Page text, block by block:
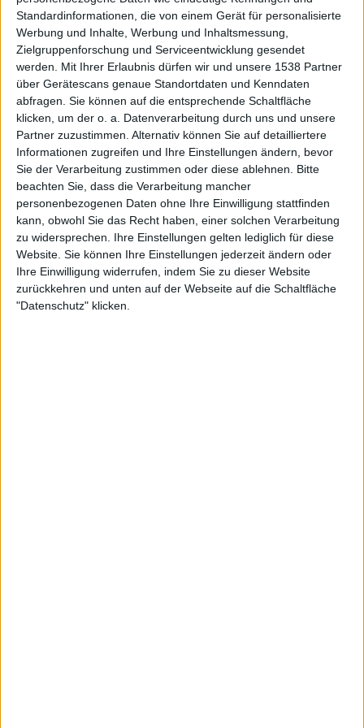
Standardinformationen, die von einem Gerät für personalisierte
Werbung und Inhalte, Werbung und Inhaltsmessung,
Zielgruppenforschung und Serviceentwicklung gesendet
werden.
Mit Ihrer Erlaubnis dürfen wir und unsere 1538 Partner
über Gerätescans genaue Standortdaten und Kenndaten
abfragen. Sie können auf die entsprechende Schaltfläche
klicken, um der o. a. Datenverarbeitung durch uns und unsere
Partner zuzustimmen. Alternativ können Sie auf detailliertere
Informationen zugreifen und Ihre Einstellungen ändern, bevor
Sie der Verarbeitung zustimmen oder diese ablehnen.
Bitte
beachten Sie, dass die Verarbeitung mancher
personenbezogenen Daten ohne Ihre Einwilligung stattfinden
kann, obwohl Sie das Recht haben, einer solchen Verarbeitung
zu widersprechen. Ihre Einstellungen gelten lediglich für diese
Website. Sie können Ihre Einstellungen jederzeit ändern oder
Ihre Einwilligung widerrufen, indem Sie zu dieser Website
zurückkehren und unten auf der Webseite auf die Schaltfläche
"Datenschutz" klicken.
Verglichen mit dem Vorgänger „Order Of The Black“ klingt
„Catacombs Of The Black Vatican“ weniger hart, eher
relaxter, melodischer und gelassener, und überhaupt nicht
so düster, wie man es anhand des Titels vermuten würde.
BLACK LABEL SOCIETY sind zurück, in alter Form und
frisch zugleich!
Zur Startseite
07.05.2014
Markus Endres
Geschäftsführender Redakteur (stellv.
Redaktionsleitung, News-Planung)